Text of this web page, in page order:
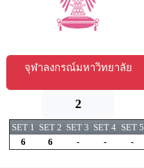
จุฬาลงกรณ์มหาวิทยาลัย
2
SET 1 SET 2 SET 3 SET 4 SET 5
6
6 - - -